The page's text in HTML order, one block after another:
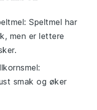
: Speltmel har
men er lettere
:
smak og øker